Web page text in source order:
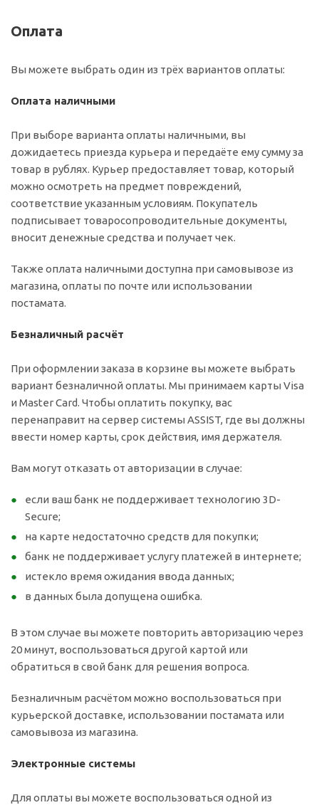
Оплата
Вы можете выбрать один из трёх вариантов оплаты:
Оплата наличными
При выборе варианта оплаты наличными, вы
дожидаетесь приезда курьера и передаёте ему сумму за
товар в рублях. Курьер предоставляет товар, который
можно осмотреть на предмет повреждений,
соответствие указанным условиям. Покупатель
подписывает товаросопроводительные документы,
вносит денежные средства и получает чек.
Также оплата наличными доступна при самовывозе из
магазина, оплаты по почте или использовании
постамата.
Безналичный расчёт
При оформлении заказа в корзине вы можете выбрать
вариант безналичной оплаты. Мы принимаем карты Visa
и Master Card. Чтобы оплатить покупку, вас
перенаправит на сервер системы ASSIST, где вы должны
ввести номер карты, срок действия, имя держателя.
Вам могут отказать от авторизации в случае:
если ваш банк не поддерживает технологию 3D-
Secure;
на карте недостаточно средств для покупки;
банк не поддерживает услугу платежей в интернете;
истекло время ожидания ввода данных;
в данных была допущена ошибка.
В этом случае вы можете повторить авторизацию через
20 минут, воспользоваться другой картой или
обратиться в свой банк для решения вопроса.
Безналичным расчётом можно воспользоваться при
курьерской доставке, использовании постамата или
самовывоза из магазина.
Электронные системы
Для оплаты вы можете воспользоваться одной из